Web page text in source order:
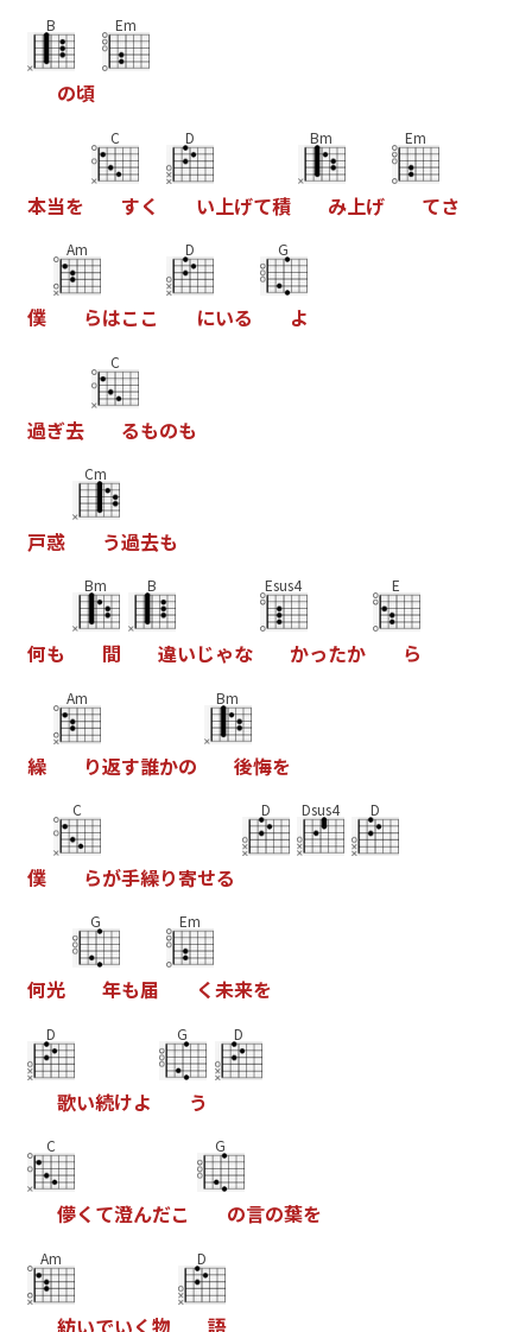
B
の頃
Em
本当を
C
すく
D
い 上げて積
Bm
み上げ
Em
てさ
僕
Am
らはこ こ
D
にいる
G
よ
過ぎ去
C
るものも
戸惑
Cm
う過去も
何も
Bm
間
B
違いじゃな
Esus4
かったか
E
ら
繰
Am
り返す誰かの
Bm
後悔を
僕
C
らが手繰り寄せる
D Dsus4 D
何光
G
年も届
Em
く未来を
D
歌い続けよ
G
う
D
C
儚く て澄んだこ
G
の言の葉を
Am
紡いでいく物
D
語